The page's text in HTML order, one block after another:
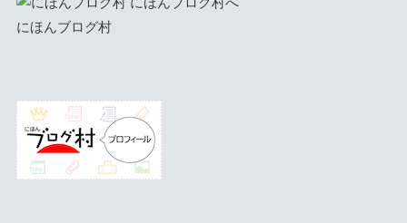
にほんブログ村